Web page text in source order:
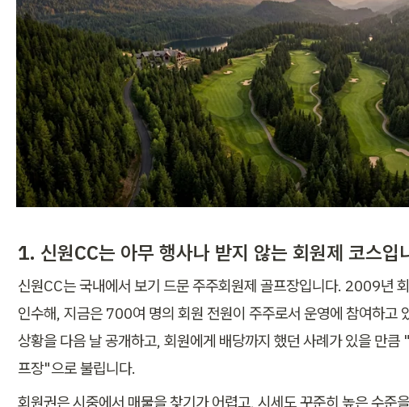
1. 신원CC는 아무 행사나 받지 않는 회원제 코스입
신원CC는 국내에서 보기 드문 주주회원제 골프장입니다. 2009년
인수해, 지금은 700여 명의 회원 전원이 주주로서 운영에 참여하고
상황을 다음 날 공개하고, 회원에게 배당까지 했던 사례가 있을 만큼
프장"으로 불립니다.
회원권은 시중에서 매물을 찾기가 어렵고, 시세도 꾸준히 높은 수준